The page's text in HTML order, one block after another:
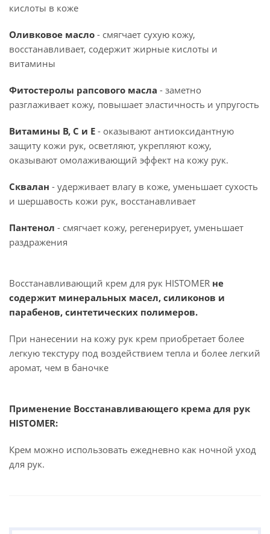
кислоты в коже
Оливковое масло - смягчает сухую кожу,
восстанавливает, содержит жирные кислоты и
витамины
Фитостеролы рапсового масла - заметно
разглаживает кожу, повышает эластичность и упругость
Витамины В, С и Е - оказывают антиоксидантную
защиту кожи рук, осветляют, укрепляют кожу,
оказывают омолаживающий эффект на кожу рук.
Сквалан - удерживает влагу в коже, уменьшает сухость
и шершавость кожи рук, восстанавливает
Пантенол - смягчает кожу, регенерирует, уменьшает
раздражения
Восстанавливающий крем для рук HISTOMER не
содержит минеральных масел, силиконов и
парабенов, синтетических полимеров.
При нанесении на кожу рук крем приобретает более
легкую текстуру под воздействием тепла и более легкий
аромат, чем в баночке
Применение Восстанавливающего крема для рук
HISTOMER:
Крем можно использовать ежедневно как ночной уход
для рук.